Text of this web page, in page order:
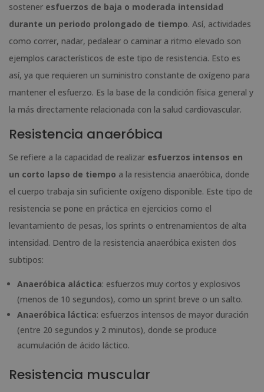
sostener esfuerzos de baja o moderada intensidad
durante un periodo prolongado de tiempo. Así, actividades
como correr, nadar, pedalear o caminar a ritmo elevado son
ejemplos característicos de este tipo de resistencia. Esto es
así, ya que requieren un suministro constante de oxígeno para
mantener el esfuerzo. Es la base de la condición física general y
la más directamente relacionada con la salud cardiovascular.
Resistencia anaeróbica
Se refiere a la capacidad de realizar esfuerzos intensos en
un corto lapso de tiempo a la resistencia anaeróbica, donde
el cuerpo trabaja sin suficiente oxígeno disponible. Este tipo de
resistencia se pone en práctica en ejercicios como el
levantamiento de pesas, los sprints o entrenamientos de alta
intensidad. Dentro de la resistencia anaeróbica existen dos
subtipos:
Anaeróbica aláctica: esfuerzos muy cortos y explosivos
(menos de 10 segundos), como un sprint breve o un salto.
Anaeróbica láctica: esfuerzos intensos de mayor duración
(entre 20 segundos y 2 minutos), donde se produce
acumulación de ácido láctico.
Resistencia muscular